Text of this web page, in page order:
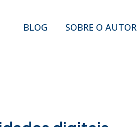
BLOG SOBRE O AUTOR